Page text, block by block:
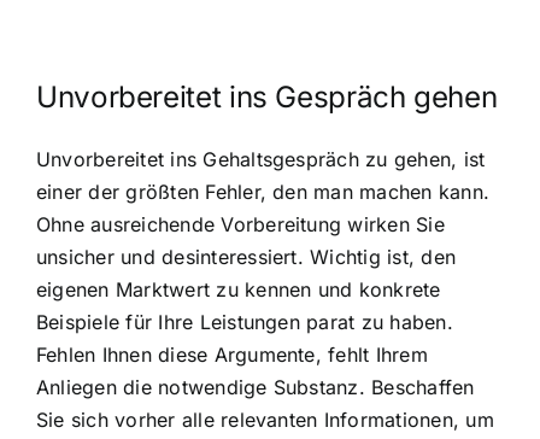
Unvorbereitet ins Gespräch gehen
Unvorbereitet ins Gehaltsgespräch zu gehen, ist
einer der größten Fehler, den man machen kann.
Ohne ausreichende Vorbereitung wirken Sie
unsicher und desinteressiert. Wichtig ist, den
eigenen Marktwert zu kennen und konkrete
Beispiele für Ihre Leistungen parat zu haben.
Fehlen Ihnen diese Argumente, fehlt Ihrem
Anliegen die notwendige Substanz. Beschaffen
Sie sich vorher alle relevanten Informationen, um